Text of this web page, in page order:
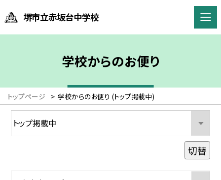
堺市立赤坂台中学校
学校からのお便り
トップページ > 学校からのお便り (トップ掲載中)
切替